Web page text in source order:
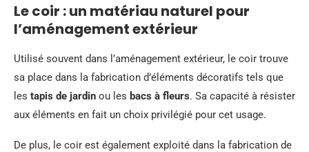
Le coir : un matériau naturel pour
l’aménagement extérieur
Utilisé souvent dans l’aménagement extérieur, le coir trouve
sa place dans la fabrication d’éléments décoratifs tels que
les tapis de jardin ou les bacs à fleurs. Sa capacité à résister
aux éléments en fait un choix privilégié pour cet usage.
De plus, le coir est également exploité dans la fabrication de